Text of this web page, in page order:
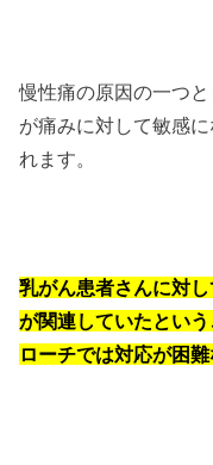
慢性痛の原因の一つ
が痛みに対して敏感
れます。
乳がん患者さんに対
が関連していたとい
ローチでは対応が困